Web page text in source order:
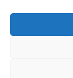
défi